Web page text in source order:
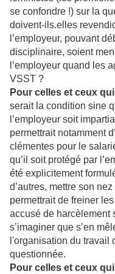
se confondre !) sur la
doivent-ils.elles
l’employeur, pouvant
disciplinaire, soient
l’employeur quand les
VSST ?
Pour celles et ceux
serait la condition sine
l’employeur soit
permettrait notamment
clémentes pour le
qu’il soit protégé par
été explicitement
d’autres, mettre son
permettrait de freiner
accusé de harcèlement
s’imaginer que s’en
l'organisation du travail
questionnée.
Pour celles et ceux